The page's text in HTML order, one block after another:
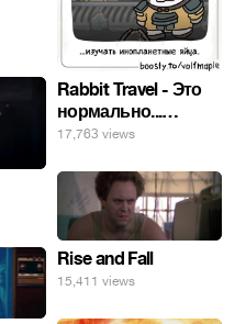
Rabbit Travel - Это
нормально...
изучать
яйца.
17,763 views
Rise and Fall
15,411 views